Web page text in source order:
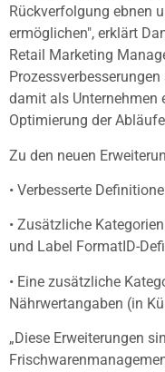
Rückverfolgung ebnen
ermöglichen", erklärt
Retail Marketing
damit als Unternehmen
Optimierung der
Zu den neuen
• Verbesserte
• Zusätzliche
und Label FormatID-
• Eine zusätzliche
Nährwertangaben (in
„Diese Erweiterungen